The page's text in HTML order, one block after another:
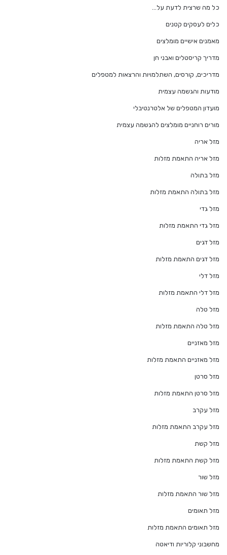
כל מה שרצית לדעת על…
כלים לעסקים קטנים
מאמנים אישיים מומלצים
מדריך קריסטלים ואבני חן
מדריכים, קורסים, השתלמויות והרצאות למטפלים
מודעות והגשמה עצמית
מועדון המטפלים של אלטרנטיבלי
מורים רוחניים מומלצים להגשמה עצמית
מזל אריה
מזל אריה התאמת מזלות
מזל בתולה
מזל בתולה התאמת מזלות
מזל גדי
מזל גדי התאמת מזלות
מזל דגים
מזל דגים התאמת מזלות
מזל דלי
מזל דלי התאמת מזלות
מזל טלה
מזל טלה התאמת מזלות
מזל מאזניים
מזל מאזניים התאמת מזלות
מזל סרטן
מזל סרטן התאמת מזלות
מזל עקרב
מזל עקרב התאמת מזלות
מזל קשת
מזל קשת התאמת מזלות
מזל שור
מזל שור התאמת מזלות
מזל תאומים
מזל תאומים התאמת מזלות
מחשבוני קלוריות ודיאטה